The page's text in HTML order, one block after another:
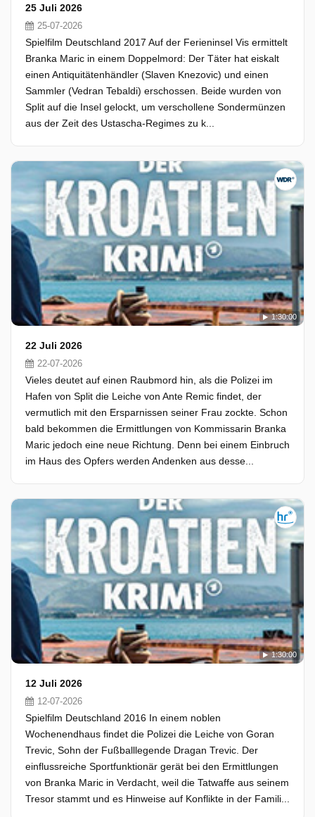
25 Juli 2026
25-07-2026
Spielfilm Deutschland 2017 Auf der Ferieninsel Vis ermittelt
Branka Maric in einem Doppelmord: Der Täter hat eiskalt
einen Antiquitätenhändler (Slaven Knezovic) und einen
Sammler (Vedran Tebaldi) erschossen. Beide wurden von
Split auf die Insel gelockt, um verschollene Sondermünzen
aus der Zeit des Ustascha-Regimes zu k...
1:30:00
22 Juli 2026
22-07-2026
Vieles deutet auf einen Raubmord hin, als die Polizei im
Hafen von Split die Leiche von Ante Remic findet, der
vermutlich mit den Ersparnissen seiner Frau zockte. Schon
bald bekommen die Ermittlungen von Kommissarin Branka
Maric jedoch eine neue Richtung. Denn bei einem Einbruch
im Haus des Opfers werden Andenken aus desse...
1:30:00
12 Juli 2026
12-07-2026
Spielfilm Deutschland 2016 In einem noblen
Wochenendhaus findet die Polizei die Leiche von Goran
Trevic, Sohn der Fußballlegende Dragan Trevic. Der
einflussreiche Sportfunktionär gerät bei den Ermittlungen
von Branka Maric in Verdacht, weil die Tatwaffe aus seinem
Tresor stammt und es Hinweise auf Konflikte in der Famili...